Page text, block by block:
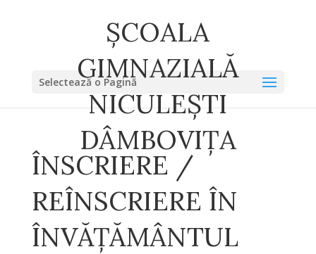
ȘCOALA
GIMNAZIALĂ
NICULEȘTI
DÂMBOVIȚA
Selectează o Pagină
ÎNSCRIERE /
REÎNSCRIERE ÎN
ÎNVĂȚĂMÂNTUL